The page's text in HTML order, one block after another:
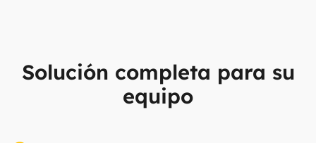
Solución completa para su
equipo